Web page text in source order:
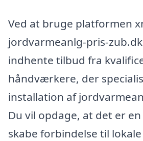
Ved at bruge platformen
jordvarmeanlg-pris-
indhente tilbud fra
håndværkere, der
installation af
Du vil opdage, at det er
skabe forbindelse til